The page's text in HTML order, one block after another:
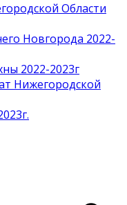
Области
Новгорода 2022-
2022-2023г
Нижегородской